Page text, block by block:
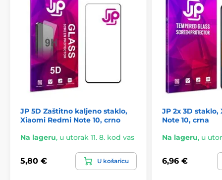
JP 5D Zaštitno kaljeno staklo,
Xiaomi Redmi Note 10, crno
Na lageru, u utorak 11. 8. kod vas
5,80 € U košaricu
JP 2x 3D
Note 10, crna
Na lageru, u
6,96 €